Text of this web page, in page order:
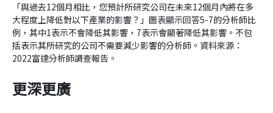
「與過去12個月相比，您預計所研究公司在未來12個月內將在多
大程度上降低對以下產業的影響？」圖表顯示回答5-7的分析師比
例，其中1表示不會降低其影響，7表示會顯著降低其影響。不包
括表示其所研究的公司不需要減少影響的分析師。資料來源：
2022富達分析師調查報告。
更深更廣